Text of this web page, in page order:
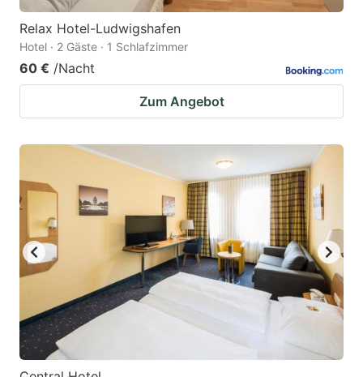
Relax Hotel-Ludwigshafen
Hotel · 2 Gäste · 1 Schlafzimmer
60 € /Nacht
Zum Angebot